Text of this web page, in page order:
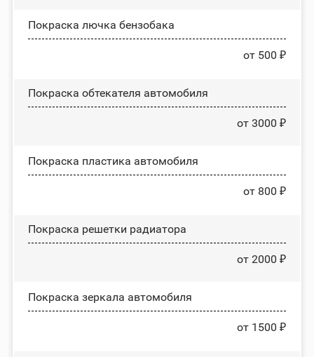
Покраска лючка бензобака
от 500 ₽
Покраска обтекателя автомобиля
от 3000 ₽
Покраска пластика автомобиля
от 800 ₽
Покраска решетки радиатора
от 2000 ₽
Покраска зеркала автомобиля
от 1500 ₽